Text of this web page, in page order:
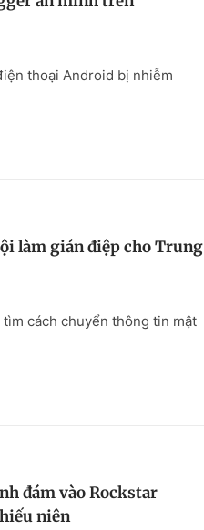
thoại Android bị nhiễm
làm gián điệp cho Trung
cách chuyển thông tin mật
đám vào Rockstar
niên